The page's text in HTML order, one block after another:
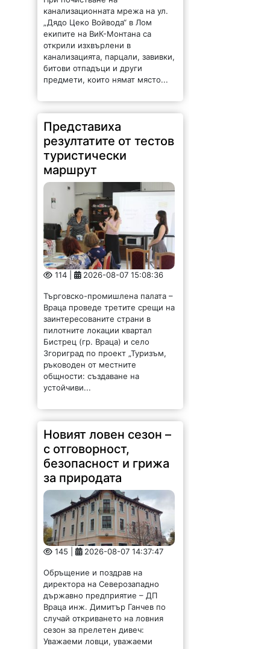
канализационната мрежа на ул.
„Дядо Цеко Войвода“ в Лом
екипите на ВиК-Монтана са
канализацията, парцали, завивки,
битови отпадъци и други
предмети, които нямат място...
Представиха
резултатите от тестов
туристически
маршрут
114 | 2026-08-07 15:08:36
Търговско-промишлена палата –
Враца проведе третите срещи на
заинтересованите страни в
пилотните локации квартал
Бистрец (гр. Враца) и село
Згориград по проект „Туризъм,
ръководен от местните
общности: създаване на
устойчиви...
Новият ловен сезон –
с отговорност,
безопасност и грижа
за природата
145 | 2026-08-07 14:37:47
Обръщение и поздрав на
директора на Северозападно
държавно предприятие – ДП
Враца инж. Димитър Ганчев по
случай откриването на ловния
сезон за прелетен дивеч:
Уважаеми ловци, уважаеми